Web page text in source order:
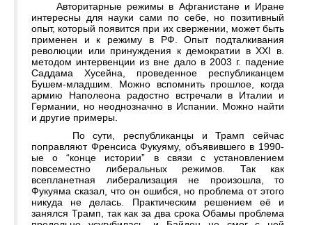
Авторитарные режимы в Афганистане и Иране
интересны для науки сами по себе, но позитивный
опыт, который появится при их свержении, может быть
применен и к режиму в РФ. Опыт подталкивания
революции или принуждения к демократии в ХХІ в.
методом интервенции из вне дало в 2003 г. падение
Саддама Хусейна, проведенное республиканцем
Бушем-младшим. Можно вспомнить прошлое, когда
армию Наполеона радостно встречали в Италии и
Германии, но неоднозначно в Испании. Можно найти
и другие примеры.
По сути, республиканцы и Трамп сейчас
поправляют Френсиса Фукуяму, объявившего в 1990-
ые о “конце истории” в связи с установлением
повсеместно либеральных режимов. Так как
всепланетная либерализация не произошла, то
Фукуяма сказал, что он ошибся, но проблема от этого
никуда не делась. Практическим решением её и
занялся Трамп, так как за два срока Обамы проблема